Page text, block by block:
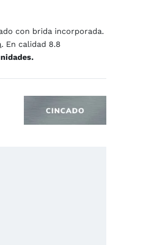
(10 reseñas)
con brida incorporada.
. En calidad 8.8